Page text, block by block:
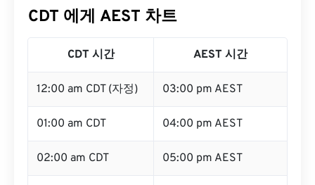
CDT 에게 AEST 차트
CDT 시간 AEST 시간
12:00 am CDT (자정) 03:00 pm AEST
01:00 am CDT 04:00 pm AEST
02:00 am CDT 05:00 pm AEST